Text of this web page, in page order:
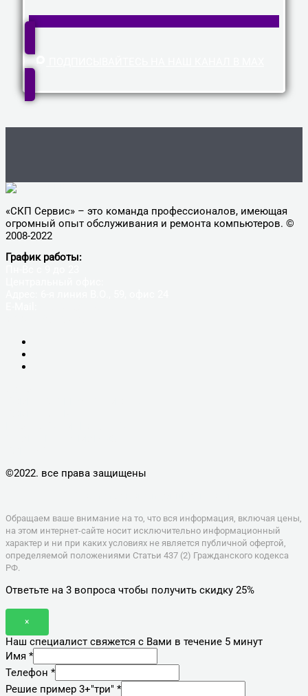
«СКП Сервис» – это команда профессионалов, имеющая
огромный опыт обслуживания и ремонта компьютеров. ©
2008-2022
График работы:
©2022. все права защищены
Обращаем ваше внимание на то, что вся информация, включая цены,
на этом интернет-сайте носит исключительно информационный
характер и ни при каких условиях не является публичной офертой,
определяемой положениями Статьи 437 (2) Гражданского кодекса
РФ.
Ответьте на 3 вопроса чтобы получить скидку 25%
×
Наш специалист свяжется с Вами в течение 5 минут
Имя *
Телефон *
Решие пример 3+"три" *